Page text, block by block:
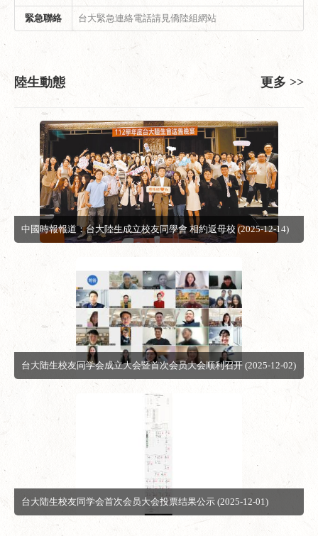
緊急聯絡 台大緊急連絡電話請見僑陸組網站
陸生動態 更多 >>
中國時報報道：台大陸生成立校友同學會 相約返母校 (2025-12-14)
台大陆生校友同学会成立大会暨首次会员大会顺利召开 (2025-12-02)
台大陆生校友同学会首次会员大会投票结果公示 (2025-12-01)